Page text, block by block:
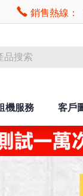
銷售熱線
機服務 客戶